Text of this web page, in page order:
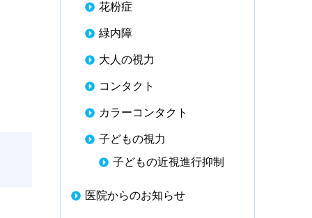
花粉症
緑内障
大人の視力
コンタクト
カラーコンタクト
子どもの視力
子どもの近視進行抑制
医院からのお知らせ